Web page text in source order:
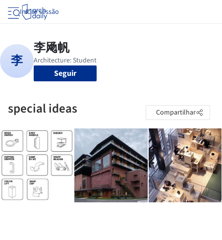
Iniciar sessão
Seguir
special ideas Compartilhar